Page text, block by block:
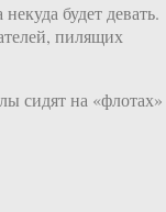
будет девать.
пилящих
сидят на «флотах»